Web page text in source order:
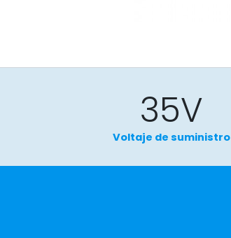
35V
Voltaje de suministro